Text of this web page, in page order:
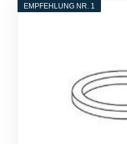
EMPFEHLUNG NR. 1